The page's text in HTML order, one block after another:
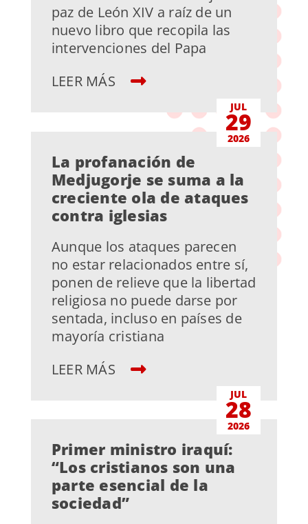
paz de León XIV a raíz de un
nuevo libro que recopila las
intervenciones del Papa
LEER MÁS
JUL
29
2026
La profanación de
Medjugorje se suma a la
creciente ola de ataques
contra iglesias
Aunque los ataques parecen
no estar relacionados entre sí,
ponen de relieve que la libertad
religiosa no puede darse por
sentada, incluso en países de
mayoría cristiana
LEER MÁS
JUL
28
2026
Primer ministro iraquí:
“Los cristianos son una
parte esencial de la
sociedad”